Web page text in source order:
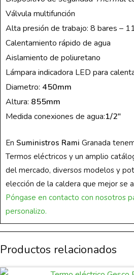
Válvula multifunción
Alta presión de trabajo: 8 bares –
Calentamiento rápido de agua
Aislamiento de poliuretano
Lámpara indicadora LED para
Diametro: 450mm
Altura: 855mm
Medida conexiones de agua:1/2″
En Suministros Rami Granada
Termos eléctricos y un amplio
del mercado, diversos modelos y
elección de la caldera que mejor se
Póngase en contacto con nosotros
personalizo.
Productos relacionados